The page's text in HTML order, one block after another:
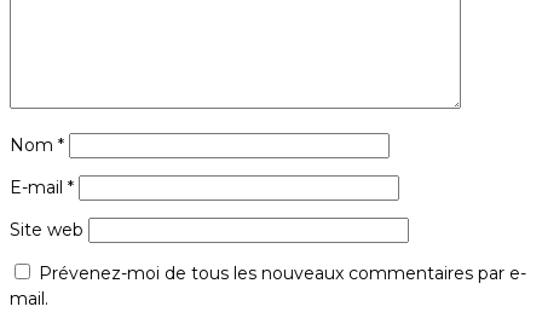
Nom *
E-mail *
Site web
Prévenez-moi de tous les nouveaux commentaires par e-
mail.